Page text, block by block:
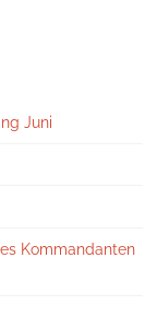
Juni
Kommandanten